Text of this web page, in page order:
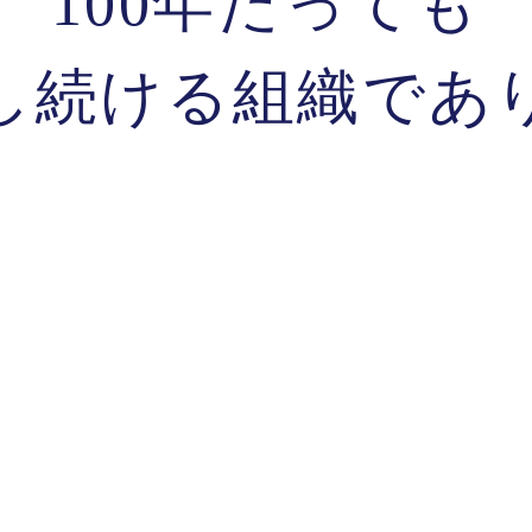
続ける組織であ